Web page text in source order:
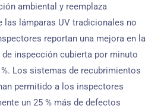
ambiental y reemplaza
las lámparas UV tradicionales no
reportan una mejora en la
inspección cubierta por minuto
Los sistemas de recubrimientos
permitido a los inspectores
un 25 % más de defectos